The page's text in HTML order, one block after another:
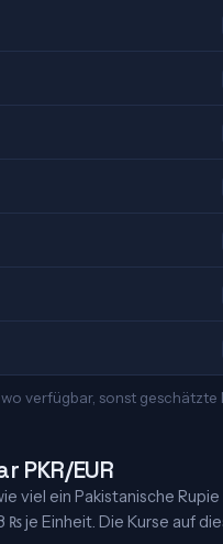
verfügbar, sonst
PKR/EUR
viel ein Pakistanische
je Einheit. Die Kurse auf